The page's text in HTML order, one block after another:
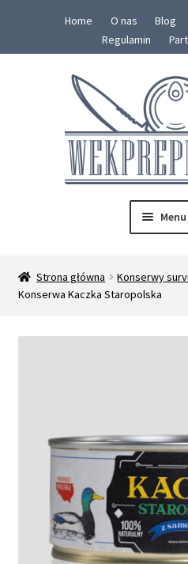
Home O nas Blog
Regulamin
Menu
Konserwy
Zestawy
Strona główna
Konserwy
Konserwa Kaczka Staropolska